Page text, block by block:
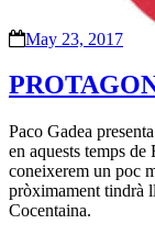
May 23, 2017
Paco Gadea
en aquests temps de
coneixerem un poc
pròximament tindrà
Cocentaina.